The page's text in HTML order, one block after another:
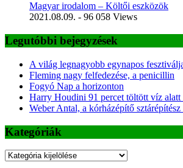
Magyar irodalom – Költői eszközök
2021.08.09. - 96 058 Views
Legutóbbi bejegyzések
A világ legnagyobb egynapos
Fleming nagy felfedezése, a penicillin
Fogyó Nap a horizonton
Harry Houdini 91 percet töltött víz alatt
Weber Antal, a kórházépítő sztárépítész
Kategóriák
Kategóriák